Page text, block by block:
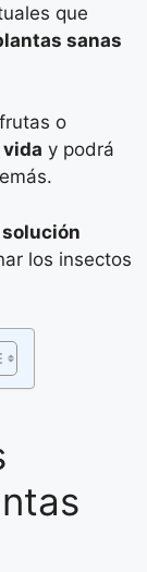
que
sanas
o
y podrá
solución
los insectos